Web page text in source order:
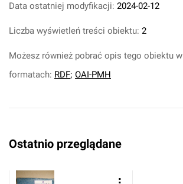
Data ostatniej modyfikacji: 2024-02-12
Liczba wyświetleń treści obiektu: 2
Możesz również pobrać opis tego obiektu w
formatach: RDF; OAI-PMH
Ostatnio przeglądane